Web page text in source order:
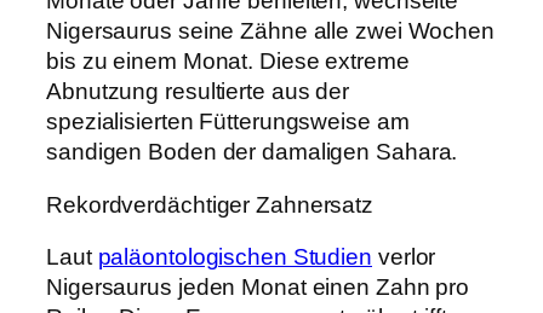
Nigersaurus seine Zähne alle zwei Wochen
bis zu einem Monat. Diese extreme
Abnutzung resultierte aus der
spezialisierten Fütterungsweise am
sandigen Boden der damaligen Sahara.
Rekordverdächtiger Zahnersatz
Laut paläontologischen Studien verlor
Nigersaurus jeden Monat einen Zahn pro